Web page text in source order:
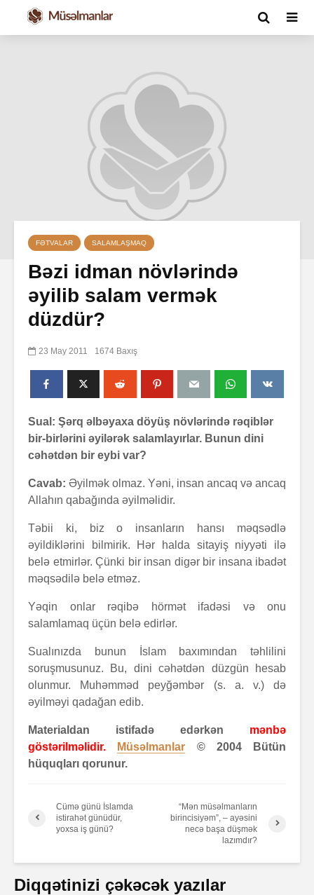
FƏTVALAR SALAMLAŞMAQ
Bəzi idman növlərində
əyilib salam vermək
düzdür?
23 May 2011 1674 Baxış
Sual: Şərq əlbəyaxa döyüş növlərində rəqiblər
bir-birlərini əyilərək salamlayırlar. Bunun dini
cəhətdən bir eybi var?
Cavab: Əyilmək olmaz. Yəni, insan ancaq və ancaq
Allahın qabağında əyilməlidir.
Təbii ki, biz o insanların hansı məqsədlə
əyildiklərini bilmirik. Hər halda sitayiş niyyəti ilə
belə etmirlər. Çünki bir insan digər bir insana ibadət
məqsədilə belə etməz.
Yəqin onlar rəqibə hörmət ifadəsi və onu
salamlamaq üçün belə edirlər.
Sualınızda bunun İslam baxımından təhlilini
soruşmusunuz. Bu, dini cəhətdən düzgün hesab
olunmur. Muhəmməd peyğəmbər (s. a. v.) də
əyilməyi qadağan edib.
Materialdan istifadə edərkən mənbə
göstərilməlidir.
Müsəlmanlar
© 2004 Bütün
hüquqları qorunur.
Cümə günü İslamda
istirahət günüdür,
yoxsa iş günü?
“Mən müsəlmanların
birincisiyəm”, – ayəsini
necə başa düşmək
lazımdır?
Diqqətinizi çəkəcək yazılar